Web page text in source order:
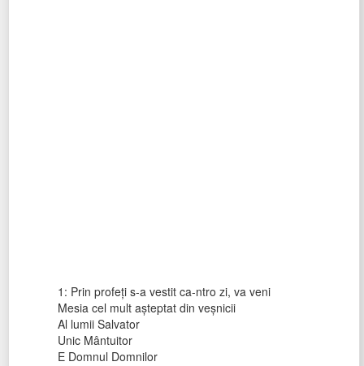
1: Prin profeți s-a vestit ca-ntro zi, va veni
Mesia cel mult așteptat din veșnicii
Al lumii Salvator
Unic Mântuitor
E Domnul Domnilor